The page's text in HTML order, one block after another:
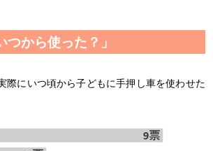
つから使った？」
際にいつ頃から子どもに手押し車を使わせた